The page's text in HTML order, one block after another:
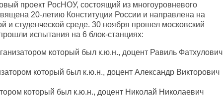
проект РосНОУ, состоящий из многоуровневого
20-летию Конституции России и направлена на
и студенческой среде. 30 ноября прошел московский
испытания на 6 блок-станциях:
который был к.ю.н., доцент Равиль Фатхулович
который был к.ю.н., доцент Александр Викторович
который был к.ю.н., доцент Николай Николаевич